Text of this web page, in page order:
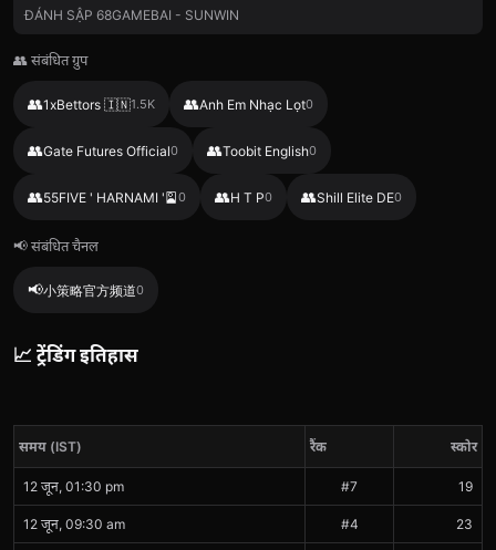
ĐÁNH SẬP 68GAMEBAI - SUNWIN
👥 संबंधित ग्रुप
👥1xBettors 🇮🇳1.5K 👥Anh Em Nhạc Lọt0
👥Gate Futures Official0 👥Toobit English0
👥55FIVE ' HARNAMI '🎴0 👥H T P0 👥Shill Elite DE0
📢 संबंधित चैनल
📢小策略官方频道0
📈 ट्रेंडिंग इतिहास
समय (IST) रैंक स्कोर
12 जून, 01:30 pm #7 19
12 जून, 09:30 am #4 23